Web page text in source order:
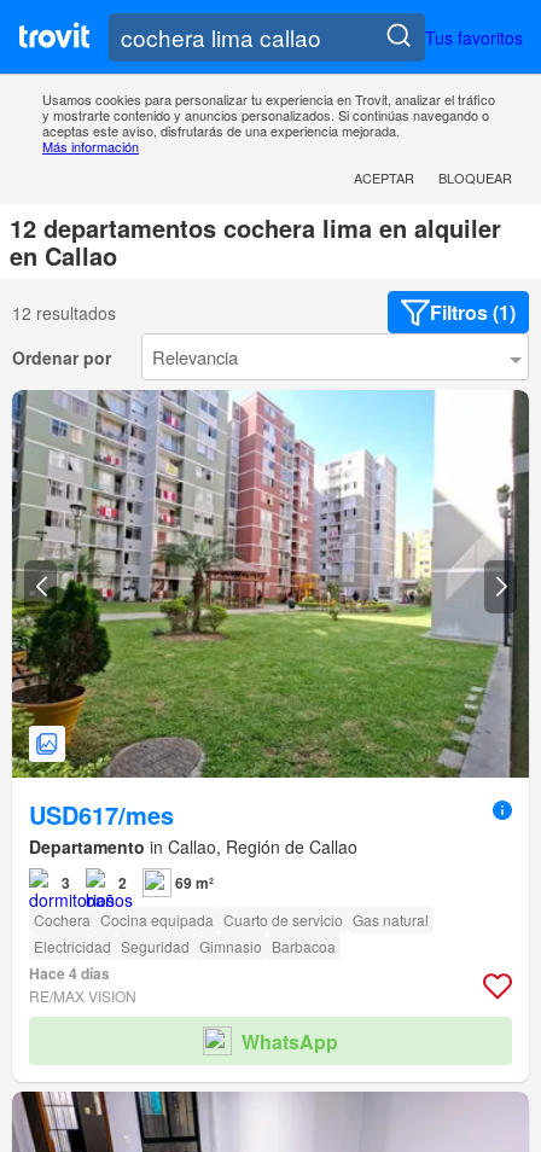
Tus favoritos
Usamos cookies para personalizar tu experiencia en Trovit, analizar el tráfico
y mostrarte contenido y anuncios personalizados. Si continúas navegando o
aceptas este aviso, disfrutarás de una experiencia mejorada.
Más información
ACEPTAR
BLOQUEAR
12 departamentos cochera lima en alquiler
en Callao
12 resultados Filtros (1)
Ordenar por
USD617/mes
Departamento in Callao, Región de Callao
3 2 69 m²
Cochera Cocina equipada Cuarto de servicio Gas natural
Electricidad Seguridad Gimnasio Barbacoa
Hace 4 días
RE/MAX VISION
WhatsApp